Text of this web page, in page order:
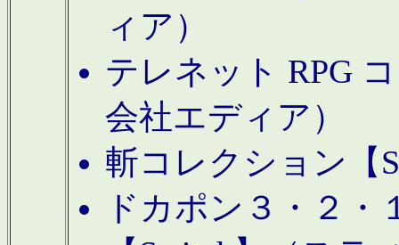
ィア）
テレネット RPG
会社エディア）
斬コレクション【
ドカポン３・２